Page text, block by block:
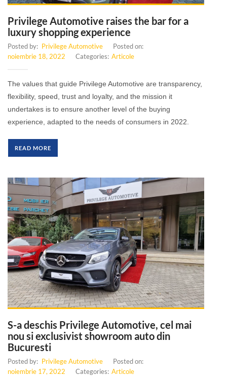
Privilege Automotive raises the bar for a
luxury shopping experience
Posted by: Privilege Automotive
Posted on:
noiembrie 18, 2022
Categories: Articole
The values ​​that guide Privilege Automotive are transparency,
flexibility, speed, trust and loyalty, and the mission it
undertakes is to ensure another level of the buying
experience, adapted to the needs of consumers in 2022.
READ MORE
S-a deschis Privilege Automotive, cel mai
nou si exclusivist showroom auto din
Bucuresti
Posted by: Privilege Automotive
Posted on:
noiembrie 17, 2022
Categories: Articole